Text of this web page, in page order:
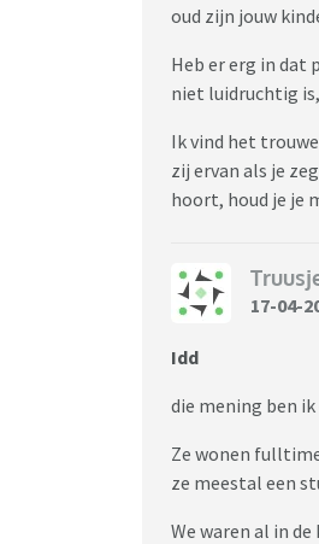
oud zijn jouw
Heb er erg in dat
niet luidruchtig
Ik vind het
zij ervan als je
hoort, houd je je
17-04-
Idd
die mening ben
Ze wonen
ze meestal een
We waren al in